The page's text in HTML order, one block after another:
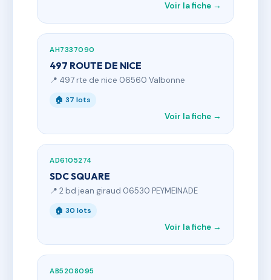
Voir la fiche →
AH7337090
497 ROUTE DE NICE
📍 497 rte de nice 06560 Valbonne
🏠 37 lots
Voir la fiche →
AD6105274
SDC SQUARE
📍 2 bd jean giraud 06530 PEYMEINADE
🏠 30 lots
Voir la fiche →
AB5208095